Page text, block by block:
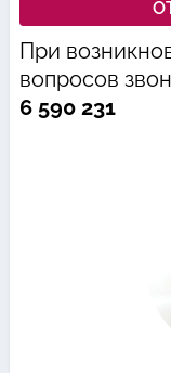
При
вопросов
6 590 231